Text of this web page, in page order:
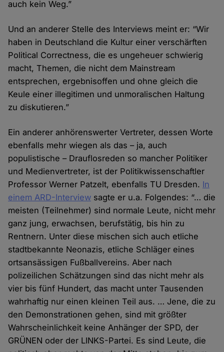
auch kein Weg.”
Und an anderer Stelle des Interviews meint er: “Wir
haben in Deutschland die Kultur einer verschärften
Political Correctness, die es ungeheuer schwierig
macht, Themen, die nicht dem Mainstream
entsprechen, ergebnisoffen und ohne gleich die
Keule einer illegitimen und unmoralischen Haltung
zu diskutieren.”
Ein anderer anhörenswerter Vertreter, dessen Worte
ebenfalls mehr wiegen als das – ja, auch
populistische – Drauflosreden so mancher Politiker
und Medienvertreter, ist der Politikwissenschaftler
Professor Werner Patzelt, ebenfalls TU Dresden. In
einem ARD-Interview sagte er u.a. Folgendes: “… die
meisten (Teilnehmer) sind normale Leute, nicht mehr
ganz jung, erwachsen, berufstätig, bis hin zu
Rentnern. Unter diese mischen sich auch etliche
stadtbekannte Neonazis, etliche Schläger eines
ortsansässigen Fußballvereins. Aber nach
polizeilichen Schätzungen sind das nicht mehr als
vier bis fünf Hundert, das macht unter Tausenden
wahrhaftig nur einen kleinen Teil aus. … Jene, die zu
den Demonstrationen gehen, sind mit größter
Wahrscheinlichkeit keine Anhänger der SPD, der
GRÜNEN oder der LINKS-Partei. Es sind Leute, die